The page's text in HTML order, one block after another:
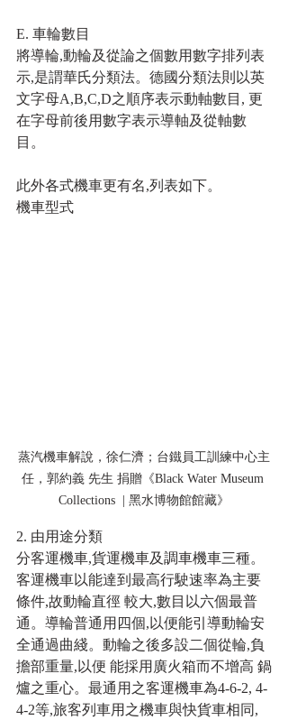
E. 車輪數目
將導輪,動輪及從論之個數用數字排列表
示,是謂華氏分類法。德國分類法則以英
文字母A,B,C,D之順序表示動軸數目, 更
在字母前後用數字表示導軸及從軸數
目。
此外各式機車更有名,列表如下。
機車型式
蒸汽機車解說，徐仁濟；台鐵員工訓練中心主
任，郭約義 先生 捐贈《Black Water Museum
Collections  | 黑水博物館館藏》
2. 由用途分類
分客運機車,貨運機車及調車機車三種。
客運機車以能達到最高行駛速率為主要
條件,故動輪直徑 較大,數目以六個最普
通。導輪普通用四個,以便能引導動輪安
全通過曲綫。動輪之後多設二個從輪,負
擔部重量,以便 能採用廣火箱而不增高 鍋
爐之重心。最通用之客運機車為4-6-2, 4-
4-2等,旅客列車用之機車與快貨車相同,